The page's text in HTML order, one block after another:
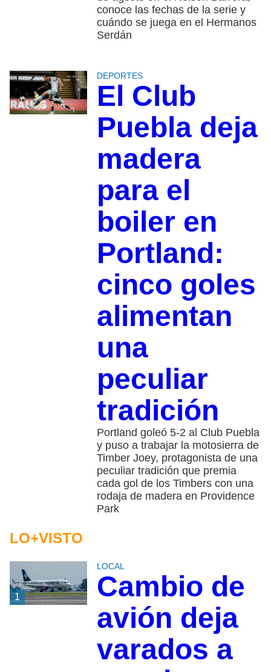
conoce las fechas de la serie y
cuándo se juega en el Hermanos
Serdán
DEPORTES
El Club
Puebla deja
madera
para el
boiler en
Portland:
cinco goles
alimentan
una
peculiar
tradición
Portland goleó 5-2 al Club Puebla
y puso a trabajar la motosierra de
Timber Joey, protagonista de una
peculiar tradición que premia
cada gol de los Timbers con una
rodaja de madera en Providence
Park
LO+VISTO
1
LOCAL
Cambio de
avión deja
varados a